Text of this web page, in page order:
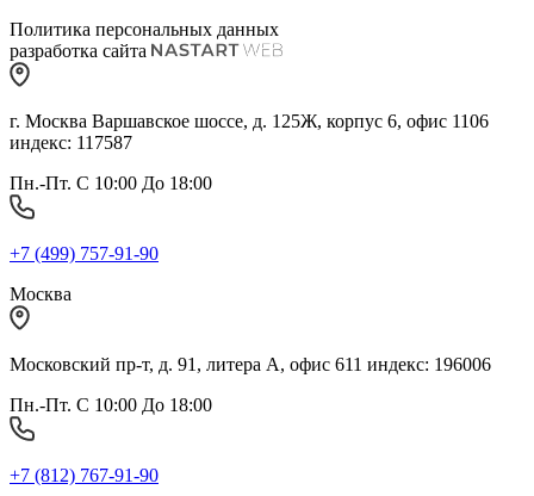
Политика персональных данных
разработка сайта
г. Москва Варшавское шоссе, д. 125Ж, корпус 6, офис 1106
индекс: 117587
Пн.-Пт. С 10:00 До 18:00
+7 (499) 757-91-90
Москва
Московский пр-т, д. 91, литера А, офис 611 индекс: 196006
Пн.-Пт. С 10:00 До 18:00
+7 (812) 767-91-90